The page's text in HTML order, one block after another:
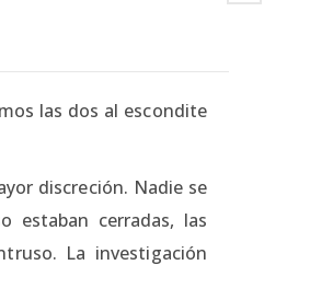
las dos al escondite
discreción. Nadie se
estaban cerradas, las
La investigación